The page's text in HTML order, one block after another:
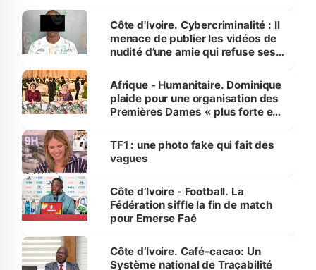
des Transports
Côte d'Ivoire. Cybercriminalité : Il
menace de publier les vidéos de
nudité d’une amie qui refuse ses
Afrique - Humanitaire. Dominique
plaide pour une organisation des
Premières Dames « plus forte et
sur la scène internationale »
TF1 : une photo fake qui fait des
vagues
Côte d’Ivoire - Football. La
Fédération siffle la fin de match
pour Emerse Faé
Côte d’Ivoire. Café-cacao: Un
Système national de Traçabilité